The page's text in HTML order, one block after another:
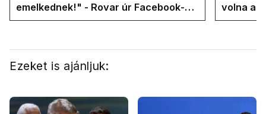
emelkednek!" - Rovar úr Facebook-
oldalán lázadnak a Tiszások
volna az
Ezeket is ajánljuk: